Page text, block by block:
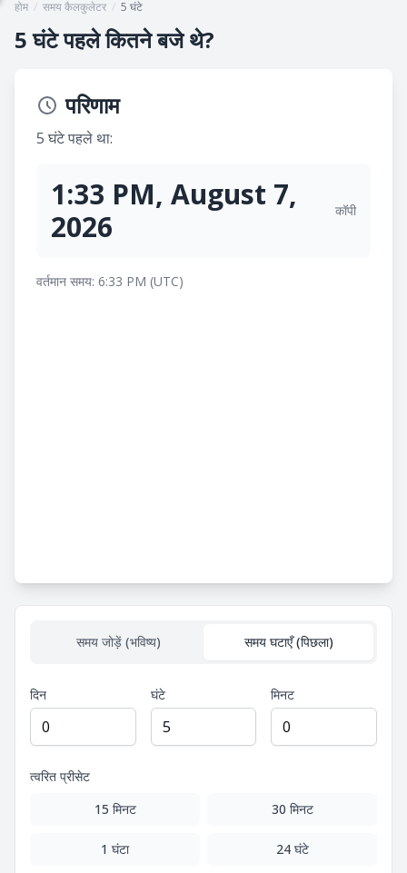
होम / समय कैलकुलेटर / 5 घंटे
5 घंटे पहले कितने बजे थे?
परिणाम
5 घंटे पहले था:
1:33 PM, August 7,
2026
कॉपी
वर्तमान समय: 6:33 PM (UTC)
समय जोड़ें (भविष्य) समय घटाएँ (पिछला)
दिन घंटे मिनट
त्वरित प्रीसेट
15 मिनट
30 मिनट
1 घंटा 24 घंटे